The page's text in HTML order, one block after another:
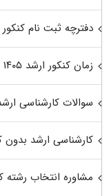
دفترچه ثبت نام کنکور
زمان کنکور ارشد ۱۴۰۵
سوالات کارشناسی
کارشناسی ارشد بدون
مشاوره انتخاب رشته